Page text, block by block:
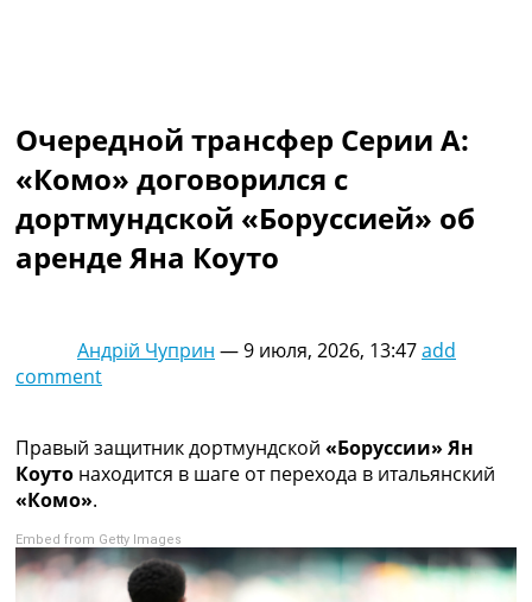
Украина. Первая Лига
Лига Чемпионов
Англия. Премьер Лига
Испания. Ла Лига
Другие Турниры >>>
Таблицы
Таблицы групп Чемпионата Мира
Лига Чемпионов. Таблицы групп
Все таблицы >>>
Рейтинги
Рейтинг стран УЕФА
Рейтинг ФИФА
ТВ программа
Очередной трансфер Серии А:
«Комо» договорился с
дортмундской «Боруссией» об
аренде Яна Коуто
Андрій Чуприн —9 июля, 2026, 13:47add
comment
Правый защитник дортмундской «Боруссии» Ян
Коуто находится в шаге от перехода в итальянский
«Комо».
Embed from Getty Images